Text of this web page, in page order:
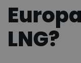
LNG?